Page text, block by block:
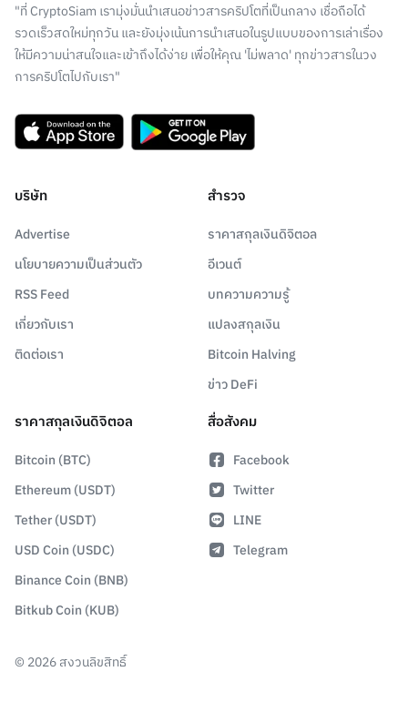
"ที่ CryptoSiam เรามุ่งมั่นนำเสนอข่าวสารคริปโตที่เป็นกลาง เชื่อถือได้
รวดเร็วสดใหม่ทุกวัน และยังมุ่งเน้นการนำเสนอในรูปแบบของการเล่าเรื่อง
ให้มีความน่าสนใจและเข้าถึงได้ง่าย เพื่อให้คุณ 'ไม่พลาด' ทุกข่าวสารในวง
การคริปโตไปกับเรา"
บริษัท
Advertise
นโยบายความเป็นส่วนตัว
RSS Feed
เกี่ยวกับเรา
ติดต่อเรา
สำรวจ
ราคาสกุลเงินดิจิตอล
อีเวนต์
บทความความรู้
แปลงสกุลเงิน
Bitcoin Halving
ข่าว DeFi
ราคาสกุลเงินดิจิตอล
Bitcoin (BTC)
Ethereum (USDT)
Tether (USDT)
USD Coin (USDC)
Binance Coin (BNB)
Bitkub Coin (KUB)
สื่อสังคม
Facebook
Twitter
LINE
Telegram
© 2026สงวนลิขสิทธิ์